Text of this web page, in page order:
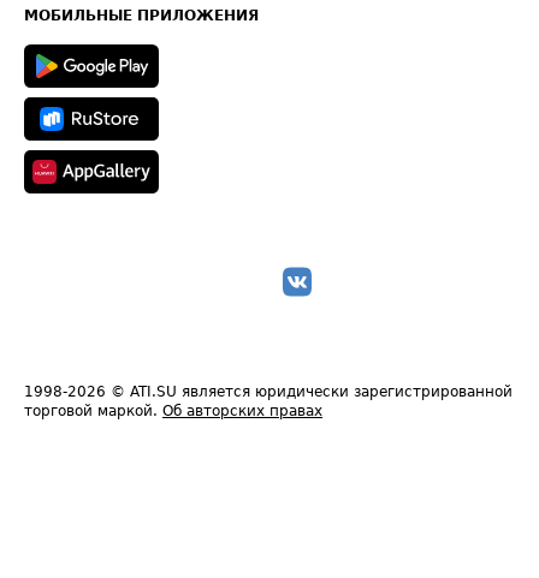
Техническая информация
МОБИЛЬНЫЕ ПРИЛОЖЕНИЯ
1998-2026 © ATI.SU является юридически зарегистрированной
торговой маркой. Об авторских правах